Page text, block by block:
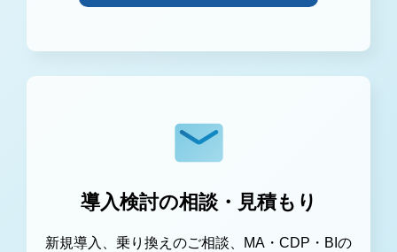
導入検討の相談・見積もり
新規導入、乗り換えのご相談、MA・CDP・BIの